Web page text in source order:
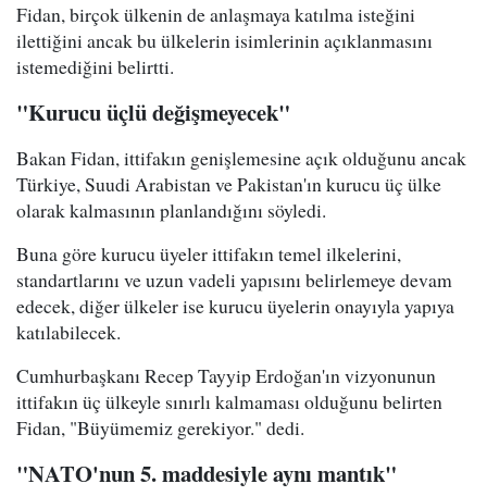
Fidan, birçok ülkenin de anlaşmaya katılma isteğini
ilettiğini ancak bu ülkelerin isimlerinin açıklanmasını
istemediğini belirtti.
"Kurucu üçlü değişmeyecek"
Bakan Fidan, ittifakın genişlemesine açık olduğunu ancak
Türkiye, Suudi Arabistan ve Pakistan'ın kurucu üç ülke
olarak kalmasının planlandığını söyledi.
Buna göre kurucu üyeler ittifakın temel ilkelerini,
standartlarını ve uzun vadeli yapısını belirlemeye devam
edecek, diğer ülkeler ise kurucu üyelerin onayıyla yapıya
katılabilecek.
Cumhurbaşkanı Recep Tayyip Erdoğan'ın vizyonunun
ittifakın üç ülkeyle sınırlı kalmaması olduğunu belirten
Fidan, "Büyümemiz gerekiyor." dedi.
"NATO'nun 5. maddesiyle aynı mantık"